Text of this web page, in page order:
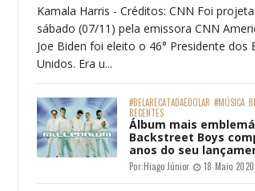
Kamala Harris - Créditos: CNN Foi
sábado (07/11) pela emissora CNN
Joe Biden foi eleito o 46° Presidente dos
Unidos. Era u...
#BELARECATADAEDOLAR #MÚSICA
RECENTES
Álbum mais
Backstreet Boys
anos do seu
Por:Hiago Júnior 18 Maio 2020